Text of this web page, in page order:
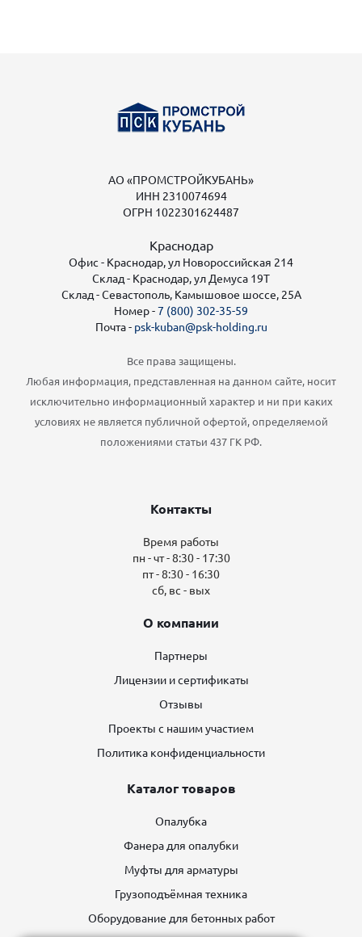
АО «ПРОМСТРОЙКУБАНЬ»
ИНН 2310074694
ОГРН 1022301624487
Краснодар
Офис - Краснодар, ул Новороссийская 214
Склад - Краснодар, ул Демуса 19Т
Склад - Севастополь, Камышовое шоссе, 25А
Номер -7 (800) 302-35-59
Почта - psk-kuban@psk-holding.ru
Все права защищены.
Любая информация, представленная на данном сайте, носит
исключительно информационный характер и ни при каких
условиях не является публичной офертой, определяемой
положениями статьи 437 ГК РФ.
Контакты
Время работы
пн - чт - 8:30 - 17:30
пт - 8:30 - 16:30
сб, вс - вых
О компании
Партнеры
Лицензии и сертификаты
Отзывы
Проекты с нашим участием
Политика конфиденциальности
Каталог товаров
Опалубка
Фанера для опалубки
Муфты для арматуры
Грузоподъёмная техника
Оборудование для бетонных работ